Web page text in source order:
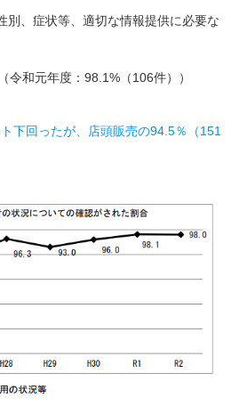
別、症状等、適切な情報提供に必要な
令和元年度：98.1%（106件））
下回ったが、店頭販売の94.5％（151